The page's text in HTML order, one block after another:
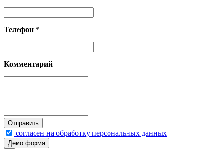
Телефон *
Комментарий
согласен на обработку персональных данных
Демо форма